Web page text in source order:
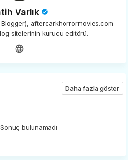
Varlık
Blogger), afterdarkhorrormovies.com
sitelerinin kurucu editörü.
Daha fazla göster
Sonuç bulunamadı